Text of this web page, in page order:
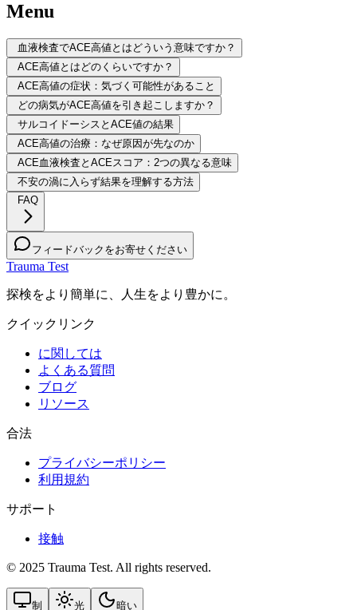
Menu
血液検査でACE高値とはどういう意味ですか？
ACE高値とはどのくらいですか？
ACE高値の症状：気づく可能性があること
どの病気がACE高値を引き起こしますか？
サルコイドーシスとACE値の結果
ACE高値の治療：なぜ原因が先なのか
ACE血液検査とACEスコア：2つの異なる意味
不安の渦に入らず結果を理解する方法
FAQ
フィードバックをお寄せください
Trauma Test
探検をより簡単に、人生をより豊かに。
クイックリンク
に関しては
よくある質問
ブログ
リソース
合法
プライバシーポリシー
利用規約
サポート
接触
© 2025 Trauma Test. All rights reserved.
制 光 暗い